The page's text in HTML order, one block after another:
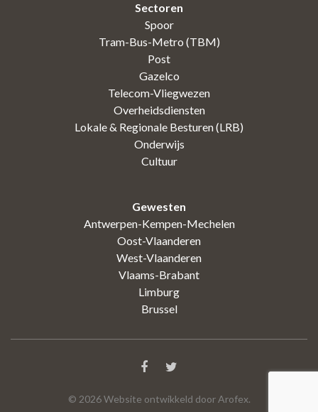
Sectoren
Spoor
Tram-Bus-Metro (TBM)
Post
Gazelco
Telecom-Vliegwezen
Overheidsdiensten
Lokale & Regionale Besturen (LRB)
Onderwijs
Cultuur
Gewesten
Antwerpen-Kempen-Mechelen
Oost-Vlaanderen
West-Vlaanderen
Vlaams-Brabant
Limburg
Brussel
© 2026Website ontwikkeld door Arofex.